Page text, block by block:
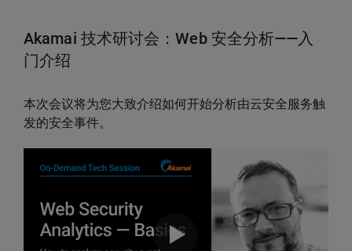
Akamai 技术研讨会：Web 安全分析——入
门介绍
本次会议将为您大致介绍如何开始分析由云安全服务触
发的安全事件。